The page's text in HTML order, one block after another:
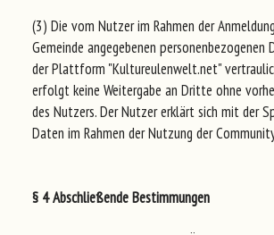
(3) Die vom Nutzer im Rahmen der
Gemeinde angegebenen personenbezogenen
der Plattform "Kultureulenwelt.net"
erfolgt keine Weitergabe an Dritte ohne
des Nutzers. Der Nutzer erklärt sich mit der
Daten im Rahmen der Nutzung der
§ 4 Abschließende Bestimmungen